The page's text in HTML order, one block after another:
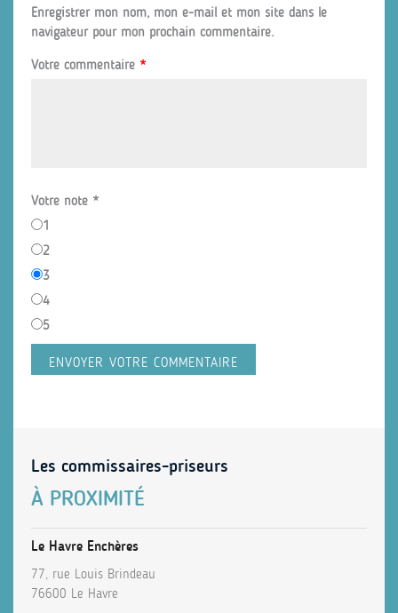
Enregistrer mon nom, mon e-mail et mon site dans le
navigateur pour mon prochain commentaire.
Votre commentaire *
Votre note *
1
2
3
4
5
Les commissaires-priseurs
À PROXIMITÉ
Le Havre Enchères
77, rue Louis Brindeau
76600 Le Havre